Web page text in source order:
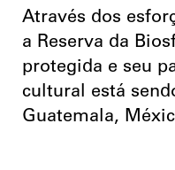
Através dos
a Reserva da
protegida e seu
cultural está
Guatemala,